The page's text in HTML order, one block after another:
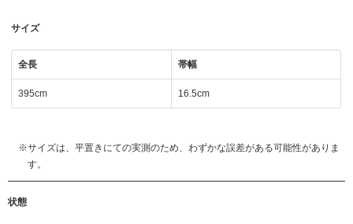
サイズ
全長 帯幅
395cm 16.5cm
サイズは、平置きにての実測のため、わずかな誤差がある可能性がありま
す。
状態